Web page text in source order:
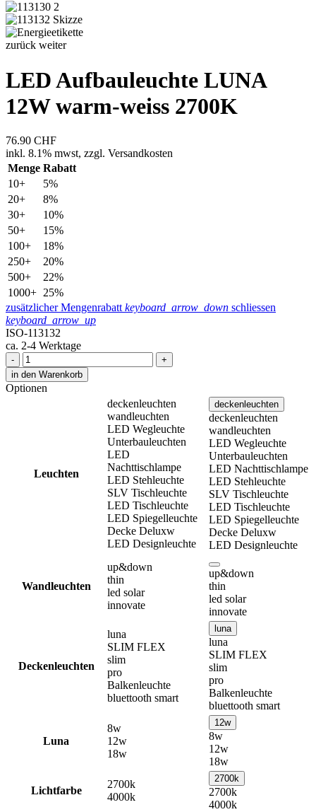
zurück weiter
LED Aufbauleuchte LUNA
12W warm-weiss 2700K
76.90 CHF
inkl. 8.1% mwst, zzgl. Versandkosten
Menge Rabatt
10+
5%
20+
8%
30+
10%
50+
15%
100+
18%
250+
20%
500+
22%
1000+ 25%
zusätzlicher Mengenrabatt keyboard_arrow_down schliessen
keyboard_arrow_up
ISO-113132
ca. 2-4 Werktage
-
+
in den Warenkorb
Optionen
Leuchten
deckenleuchten
wandleuchten
LED Wegleuchte
Unterbauleuchten
LED
Nachttischlampe
LED Stehleuchte
SLV Tischleuchte
LED Tischleuchte
LED Spiegelleuchte
Decke Deluxw
LED Designleuchte
deckenleuchten
deckenleuchten
wandleuchten
LED Wegleuchte
Unterbauleuchten
LED Nachttischlampe
LED Stehleuchte
SLV Tischleuchte
LED Tischleuchte
LED Spiegelleuchte
Decke Deluxw
LED Designleuchte
Wandleuchten
up&down
thin
led solar
innovate
up&down
thin
led solar
innovate
Deckenleuchten
luna
SLIM FLEX
slim
pro
Balkenleuchte
bluettooth smart
luna
luna
SLIM FLEX
slim
pro
Balkenleuchte
bluettooth smart
Luna
8w
12w
18w
12w
8w
12w
18w
Lichtfarbe
2700k
4000k
2700k
2700k
4000k